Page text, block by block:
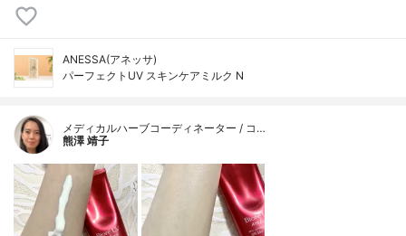
ANESSA(アネッサ)
パーフェクトUV スキンケアミルク N
メディカルハーブコーディネーター / コ…
熊澤 靖子